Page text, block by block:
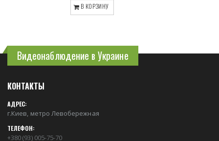
В КОРЗИНУ
Видеонаблюдение в Украине
КОНТАКТЫ
АДРЕС:
г.Киев, метро Левобережная
ТЕЛЕФОН:
+380 (93) 005-75-70